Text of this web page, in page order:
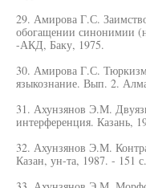
29. Амирова Г.С.
обогащении синонимии
-АКД, Баку, 1975.
30. Амирова Г.С.
языкознание. Вып. 2.
31. Ахунзянов Э.М.
интерференция. Казань,
32. Ахунзянов Э.М.
Казан, ун-та, 1987. - 151 с.